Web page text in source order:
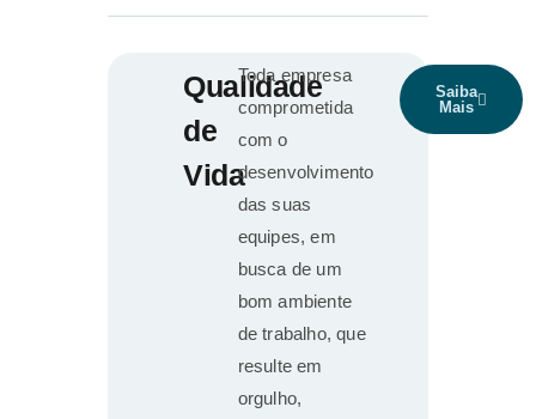
Qualidade
de
Vida
Toda empresa
comprometida
com o
desenvolvimento
das suas
equipes, em
busca de um
bom ambiente
de trabalho, que
resulte em
orgulho,
Saiba
Mais